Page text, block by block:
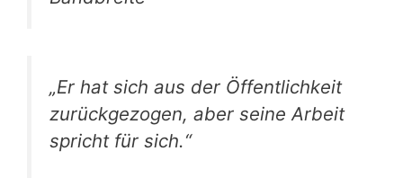
„Er hat sich aus der Öffentlichkeit
zurückgezogen, aber seine Arbeit
spricht für sich.“